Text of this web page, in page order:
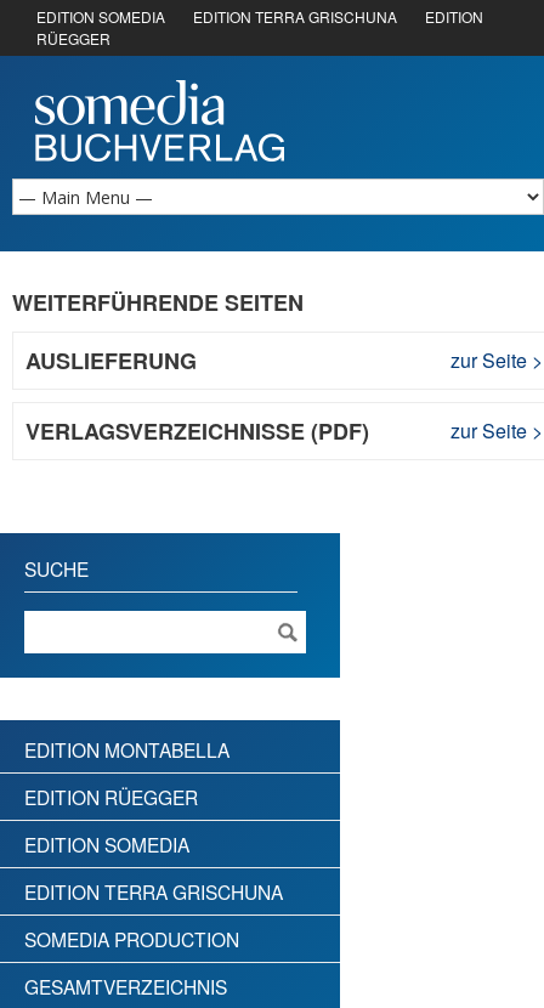
EDITION SOMEDIA EDITION TERRA GRISCHUNA
EDITION
RÜEGGER
WEITERFÜHRENDE SEITEN
AUSLIEFERUNG
zur Seite >
VERLAGSVERZEICHNISSE (PDF) zur Seite >
SUCHE
EDITION MONTABELLA
EDITION RÜEGGER
EDITION SOMEDIA
EDITION TERRA GRISCHUNA
SOMEDIA PRODUCTION
GESAMTVERZEICHNIS